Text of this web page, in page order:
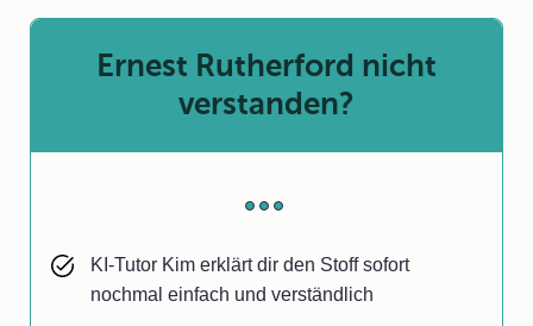
Ernest Rutherford nicht
verstanden?
KI-Tutor Kim erklärt dir den Stoff sofort
nochmal einfach und verständlich